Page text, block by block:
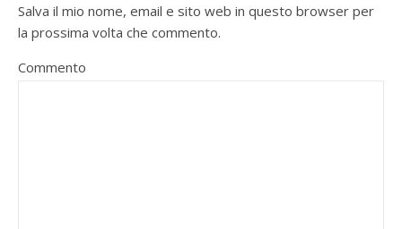
Salva il mio nome, email e sito web in questo browser per
la prossima volta che commento.
Commento